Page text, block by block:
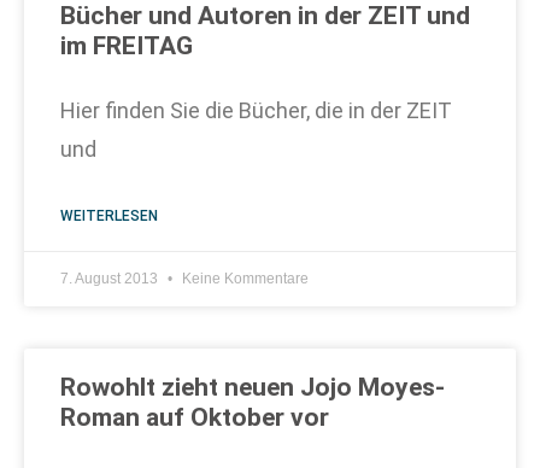
Bücher und Autoren in der ZEIT und
im FREITAG
Hier finden Sie die Bücher, die in der ZEIT
und
WEITERLESEN
7. August 2013 Keine Kommentare
Rowohlt zieht neuen Jojo Moyes-
Roman auf Oktober vor